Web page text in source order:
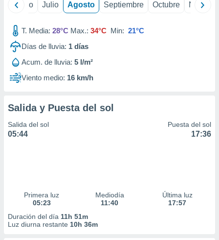
1199
Junio Julio Agosto Septiembre Octubre
T. Media: 28°C Max.: 34°C Min: 21°C
Días de lluvia: 1 días
Acum. de lluvia: 5 l/m²
Viento medio: 16 km/h
Salida y Puesta del sol
Salida del sol
05:44
Puesta del sol
17:36
Primera luz
05:23
Mediodía
11:40
Última luz
17:57
Duración del día 11h 51m
Luz diurna restante 10h 36m